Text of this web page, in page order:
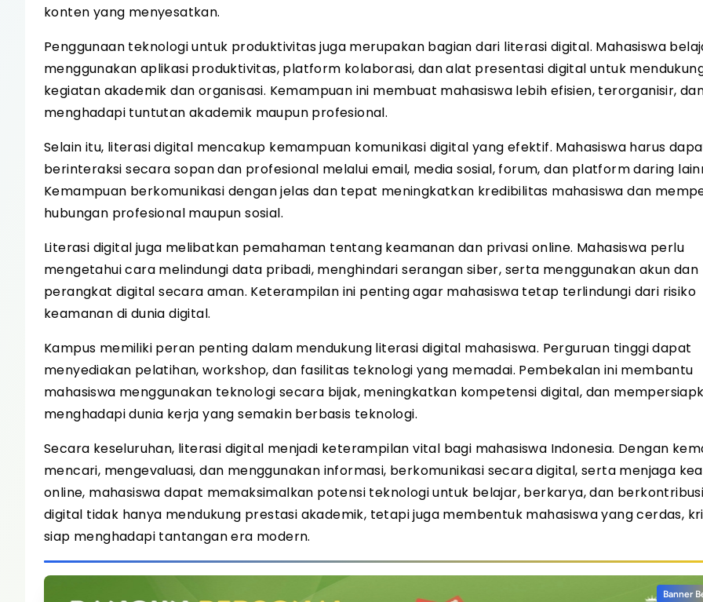
konten yang menyesatkan.
Penggunaan teknologi untuk produktivitas juga merupakan bagian dari literasi digital. Mahasiswa
menggunakan aplikasi produktivitas, platform kolaborasi, dan alat presentasi digital untuk
kegiatan akademik dan organisasi. Kemampuan ini membuat mahasiswa lebih efisien, terorganisir,
menghadapi tuntutan akademik maupun profesional.
Selain itu, literasi digital mencakup kemampuan komunikasi digital yang efektif. Mahasiswa harus
berinteraksi secara sopan dan profesional melalui email, media sosial, forum, dan platform daring
Kemampuan berkomunikasi dengan jelas dan tepat meningkatkan kredibilitas mahasiswa dan
hubungan profesional maupun sosial.
Literasi digital juga melibatkan pemahaman tentang keamanan dan privasi online. Mahasiswa perlu
mengetahui cara melindungi data pribadi, menghindari serangan siber, serta menggunakan akun dan
perangkat digital secara aman. Keterampilan ini penting agar mahasiswa tetap terlindungi dari risiko
keamanan di dunia digital.
Kampus memiliki peran penting dalam mendukung literasi digital mahasiswa. Perguruan tinggi dapat
menyediakan pelatihan, workshop, dan fasilitas teknologi yang memadai. Pembekalan ini membantu
mahasiswa menggunakan teknologi secara bijak, meningkatkan kompetensi digital, dan
menghadapi dunia kerja yang semakin berbasis teknologi.
Secara keseluruhan, literasi digital menjadi keterampilan vital bagi mahasiswa Indonesia. Dengan
mencari, mengevaluasi, dan menggunakan informasi, berkomunikasi secara digital, serta menjaga
online, mahasiswa dapat memaksimalkan potensi teknologi untuk belajar, berkarya, dan
digital tidak hanya mendukung prestasi akademik, tetapi juga membentuk mahasiswa yang cerdas,
siap menghadapi tantangan era modern.
Banner